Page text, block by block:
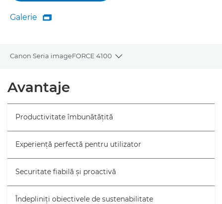
Galerie
Galerie

Canon Seria imageFORCE 4100
Toggle breadcrumbs
Prezentare generală
Specificaţii
Avantaje
Productivitate îmbunătăţită
Experienţă perfectă pentru utilizator
Securitate fiabilă şi proactivă
Îndepliniţi obiectivele de sustenabilitate